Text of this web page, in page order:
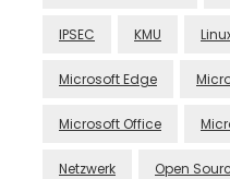
IPSEC KMU
Microsoft Edge
Microsoft Office
Netzwerk Open